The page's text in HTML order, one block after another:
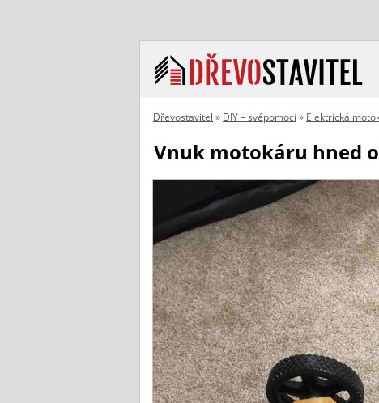
Dřevostavitel » DIY – svépomocí» Elektrická
Vnuk motokáru hned